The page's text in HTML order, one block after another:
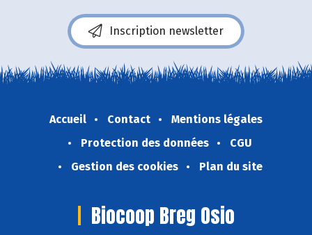
Inscription newsletter
Accueil Contact
Mentions légales
Protection des données
CGU
Gestion des cookies
Plan du site
Biocoop Breg Osio